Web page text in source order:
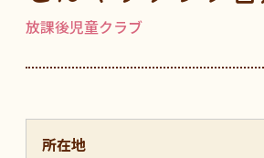
放課後児童クラブ
所在地